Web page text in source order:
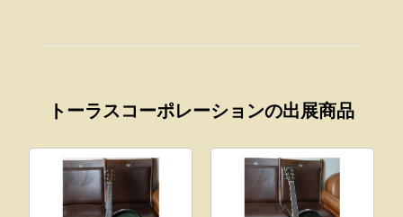
トーラスコーポレーションの出展商品